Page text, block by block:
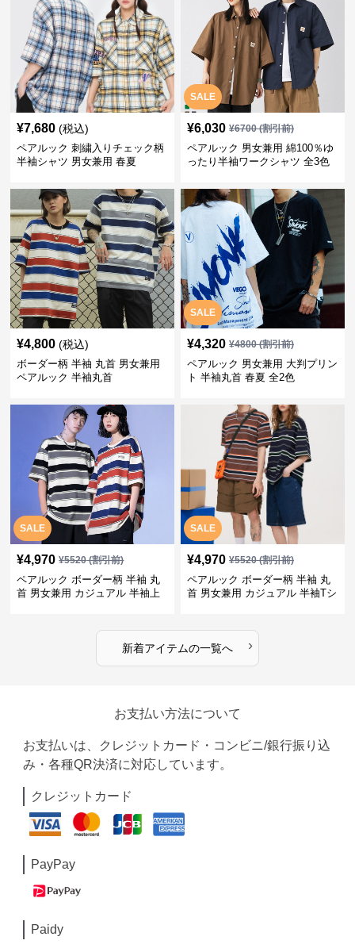
¥7,680 (税込)
ペアルック 刺繍入りチェック柄
半袖シャツ 男女兼用 春夏
SALE
¥6,030 ¥6700(割引前)
ペアルック 男女兼用 綿100％ゆ
ったり半袖ワークシャツ 全3色
¥4,800 (税込)
ボーダー柄 半袖 丸首 男女兼用
ペアルック 半袖丸首
SALE
¥4,320 ¥4800(割引前)
ペアルック 男女兼用 大判プリン
ト 半袖丸首 春夏 全2色
SALE
¥4,970 ¥5520(割引前)
ペアルック ボーダー柄 半袖 丸
首 男女兼用 カジュアル 半袖上
SALE
¥4,970 ¥5520(割引前)
ペアルック ボーダー柄 半袖 丸
首 男女兼用 カジュアル 半袖Tシ
新着アイテムの一覧へ ›
お支払い方法について
お支払いは、クレジットカード・コンビニ/銀行振り込
み・各種QR決済に対応しています。
クレジットカード
PayPay
Paidy